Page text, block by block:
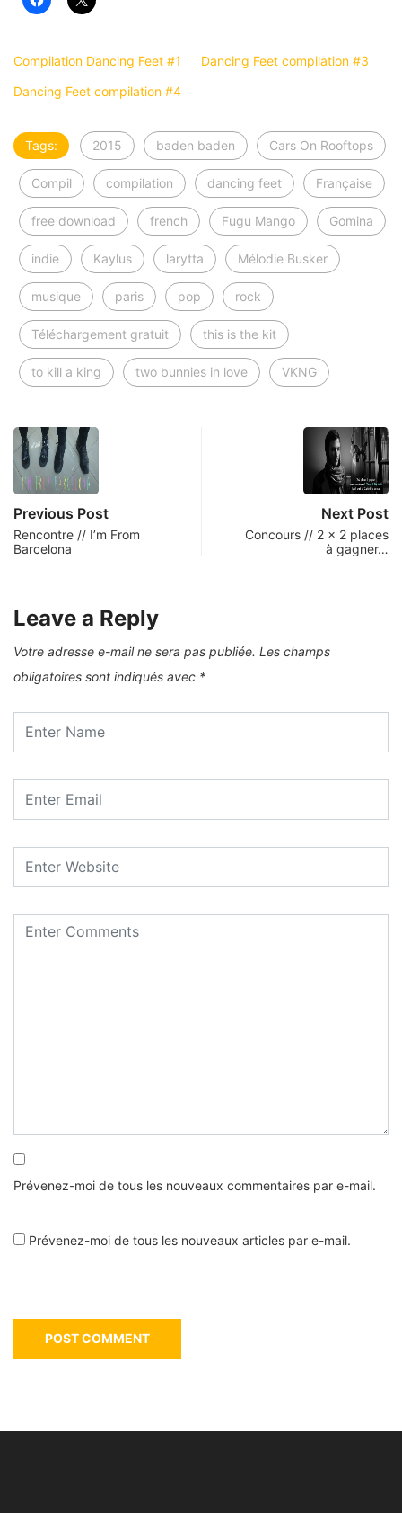
Compilation Dancing Feet #1
Dancing Feet compilation #3
Dancing Feet compilation #4
Tags: 2015 baden baden Cars On Rooftops
Compil compilation dancing feet Française
free download french Fugu Mango Gomina
indie Kaylus larytta Mélodie Busker
musique paris pop rock
Téléchargement gratuit this is the kit
to kill a king two bunnies in love VKNG
Previous Post
Rencontre // I’m From
Barcelona
Next Post
Concours // 2 x 2 places
à gagner…
Leave a Reply
Votre adresse e-mail ne sera pas publiée. Les champs
obligatoires sont indiqués avec *
Prévenez-moi de tous les nouveaux commentaires par e-mail.
Prévenez-moi de tous les nouveaux articles par e-mail.